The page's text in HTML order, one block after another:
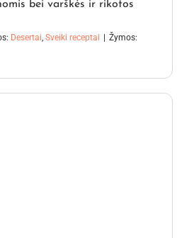
bei varškės ir rikotos
Desertai, Sveiki receptai
Žymos: